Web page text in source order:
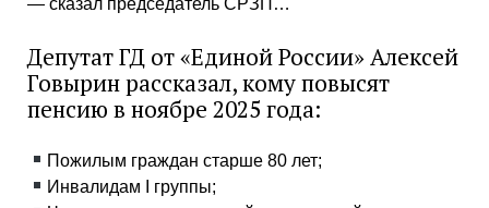
Депутат ГД от «Единой России» Алексей
Говырин рассказал, кому повысят
пенсию в ноябре 2025 года:
Пожилым граждан старше 80 лет;
Инвалидам I группы;